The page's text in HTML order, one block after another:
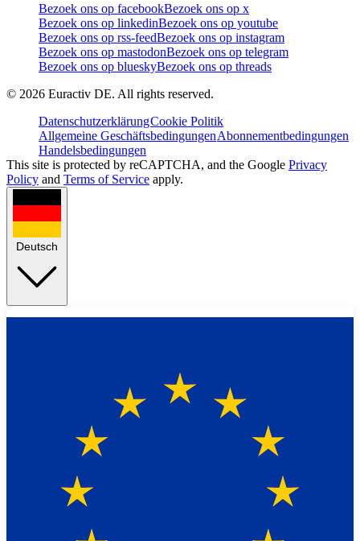
Bezoek ons op facebookBezoek ons op x
Bezoek ons op linkedinBezoek ons op youtube
Bezoek ons op rss-feedBezoek ons op instagram
Bezoek ons op mastodonBezoek ons op telegram
Bezoek ons op blueskyBezoek ons op threads
© 2026 Euractiv DE. All rights reserved.
DatenschutzerklärungCookie Politik
Allgemeine GeschäftsbedingungenAbonnementbedingungen
Handelsbedingungen
This site is protected by reCAPTCHA, and the Google Privacy
Policy and Terms of Service apply.
Deutsch